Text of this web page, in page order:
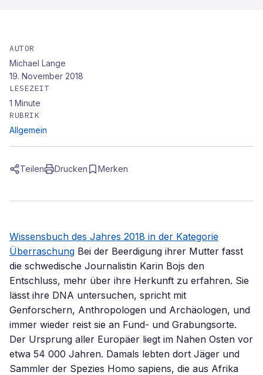
AUTOR
Michael Lange
19. November 2018
LESEZEIT
1 Minute
RUBRIK
Allgemein
Teilen Drucken Merken
Wissensbuch des Jahres 2018 in der Kategorie
Überraschung Bei der Beerdigung ihrer Mutter fasst
die schwedische Journalistin Karin Bojs den
Entschluss, mehr über ihre Herkunft zu erfahren. Sie
lässt ihre DNA untersuchen, spricht mit
Genforschern, Anthropologen und Archäologen, und
immer wieder reist sie an Fund- und Grabungsorte.
Der Ursprung aller Europäer liegt im Nahen Osten vor
etwa 54 000 Jahren. Damals lebten dort Jäger und
Sammler der Spezies Homo sapiens, die aus Afrika